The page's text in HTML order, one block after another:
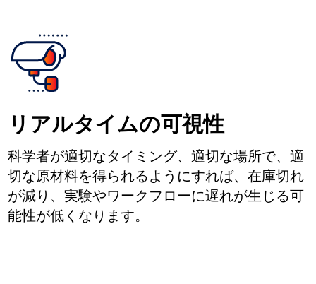
リアルタイムの可視性
科学者が適切なタイミング、適切な場所で、適
切な原材料を得られるようにすれば、在庫切れ
が減り、実験やワークフローに遅れが生じる可
能性が低くなります。